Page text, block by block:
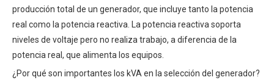
producción total de un generador, que incluye tanto la potencia
real como la potencia reactiva. La potencia reactiva soporta
niveles de voltaje pero no realiza trabajo, a diferencia de la
potencia real, que alimenta los equipos.
¿Por qué son importantes los kVA en la selección del generador?